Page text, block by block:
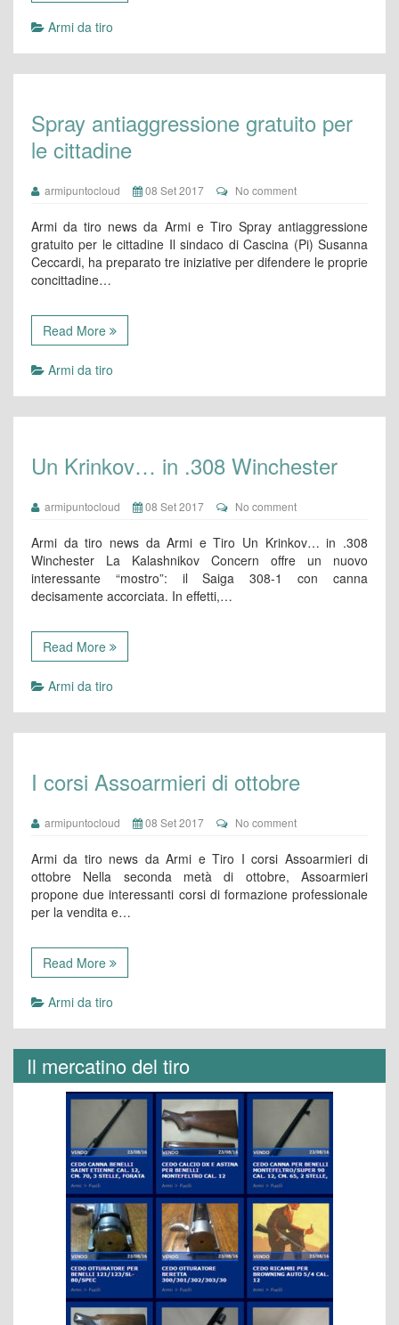
Armi da tiro
Spray antiaggressione gratuito per
le cittadine
armipuntocloud 08 Set 2017 No comment
Armi da tiro news da Armi e Tiro Spray antiaggressione
gratuito per le cittadine Il sindaco di Cascina (Pi) Susanna
Ceccardi, ha preparato tre iniziative per difendere le proprie
concittadine…
Read More
Armi da tiro
Un Krinkov… in .308 Winchester
armipuntocloud 08 Set 2017 No comment
Armi da tiro news da Armi e Tiro Un Krinkov… in .308
Winchester La Kalashnikov Concern offre un nuovo
interessante “mostro”: il Saiga 308-1 con canna
decisamente accorciata. In effetti,…
Read More
Armi da tiro
I corsi Assoarmieri di ottobre
armipuntocloud 08 Set 2017 No comment
Armi da tiro news da Armi e Tiro I corsi Assoarmieri di
ottobre Nella seconda metà di ottobre, Assoarmieri
propone due interessanti corsi di formazione professionale
per la vendita e…
Read More
Armi da tiro
Il mercatino del tiro